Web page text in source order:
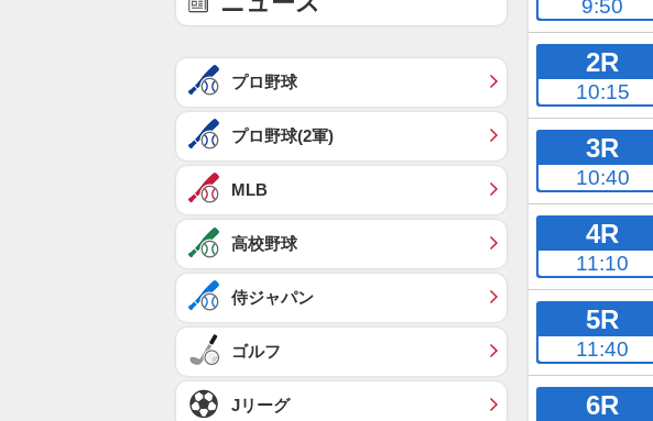
9:50
2R
10:15
3R
10:40
4R
11:10
5R
11:40
6R
プロ野球
プロ野球(2軍)
MLB
高校野球
侍ジャパン
ゴルフ
Jリーグ